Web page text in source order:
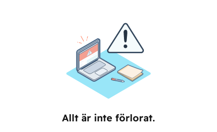
Allt är inte förlorat.